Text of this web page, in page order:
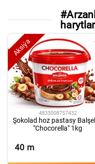
#
harytlar
4833008757432
Şokolad hoz pastasy
"Chocorella" 1kg
40 m
Aksiýa